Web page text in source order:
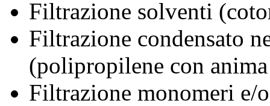
Filtrazione solventi
Filtrazione condensato
(polipropilene con
Filtrazione monomeri e/